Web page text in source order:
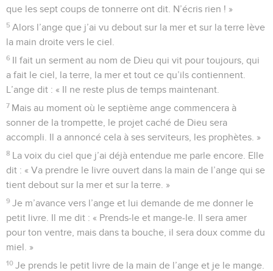
que les sept coups de tonnerre ont dit. N’écris rien ! »
5 Alors l’ange que j’ai vu debout sur la mer et sur la terre lève
la main droite vers le ciel.
6 Il fait un serment au nom de Dieu qui vit pour toujours, qui
a fait le ciel, la terre, la mer et tout ce qu’ils contiennent.
L’ange dit : « Il ne reste plus de temps maintenant.
7 Mais au moment où le septième ange commencera à
sonner de la trompette, le projet caché de Dieu sera
accompli. Il a annoncé cela à ses serviteurs, les prophètes. »
8 La voix du ciel que j’ai déjà entendue me parle encore. Elle
dit : « Va prendre le livre ouvert dans la main de l’ange qui se
tient debout sur la mer et sur la terre. »
9 Je m’avance vers l’ange et lui demande de me donner le
petit livre. Il me dit : « Prends-le et mange-le. Il sera amer
pour ton ventre, mais dans ta bouche, il sera doux comme du
miel. »
10 Je prends le petit livre de la main de l’ange et je le mange.